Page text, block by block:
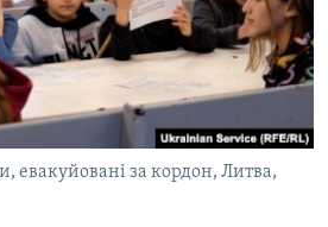
евакуйовані за кордон, Литва,